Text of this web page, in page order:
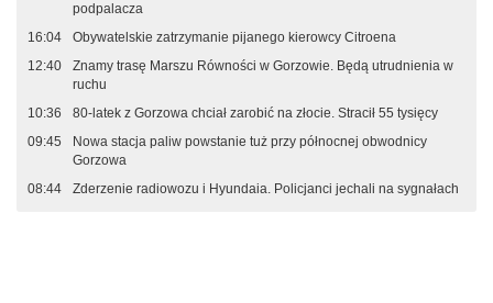
podpalacza
16:04
Obywatelskie zatrzymanie pijanego kierowcy Citroena
12:40
Znamy trasę Marszu Równości w Gorzowie. Będą utrudnienia w
ruchu
10:36
80-latek z Gorzowa chciał zarobić na złocie. Stracił 55 tysięcy
09:45
Nowa stacja paliw powstanie tuż przy północnej obwodnicy
Gorzowa
08:44
Zderzenie radiowozu i Hyundaia. Policjanci jechali na sygnałach